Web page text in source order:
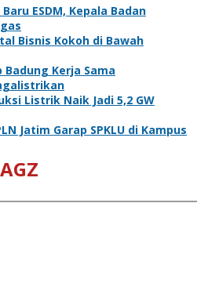
ESDM, Kepala Badan
Bisnis Kokoh di Bawah
Badung Kerja Sama
Listrik Naik Jadi 5,2 GW
Jatim Garap SPKLU di Kampus